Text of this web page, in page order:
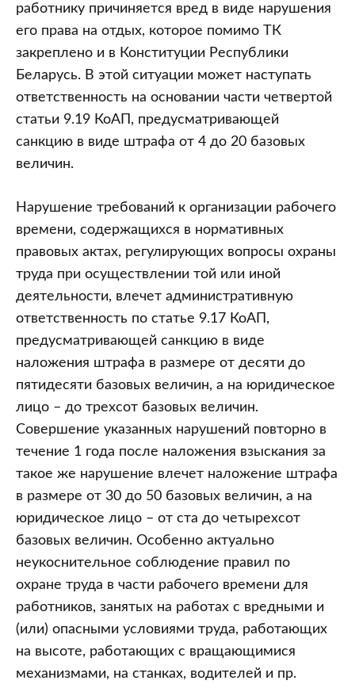
работнику причиняется вред в виде нарушения
его права на отдых, которое помимо ТК
закреплено и в Конституции Республики
Беларусь. В этой ситуации может наступать
ответственность на основании части четвертой
статьи 9.19 КоАП, предусматривающей
санкцию в виде штрафа от 4 до 20 базовых
величин.
Нарушение требований к организации рабочего
времени, содержащихся в нормативных
правовых актах, регулирующих вопросы охраны
труда при осуществлении той или иной
деятельности, влечет административную
ответственность по статье 9.17 КоАП,
предусматривающей санкцию в виде
наложения штрафа в размере от десяти до
пятидесяти базовых величин, а на юридическое
лицо – до трехсот базовых величин.
Совершение указанных нарушений повторно в
течение 1 года после наложения взыскания за
такое же нарушение влечет наложение штрафа
в размере от 30 до 50 базовых величин, а на
юридическое лицо – от ста до четырехсот
базовых величин. Особенно актуально
неукоснительное соблюдение правил по
охране труда в части рабочего времени для
работников, занятых на работах с вредными и
(или) опасными условиями труда, работающих
на высоте, работающих с вращающимися
механизмами, на станках, водителей и пр.